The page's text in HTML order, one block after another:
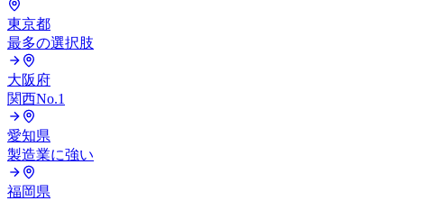
東京都
最多の選択肢
大阪府
関西No.1
愛知県
製造業に強い
福岡県